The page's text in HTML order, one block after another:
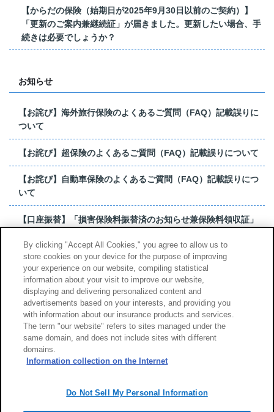
【からだの保険（始期日が2025年9月30日以前のご契約）】
「更新のご案内兼継続証」が届きました。更新したい場合、手
続きは必要でしょうか？
お知らせ
【お詫び】海外旅行保険のよくあるご質問（FAQ）記載誤りに
ついて
【お詫び】超保険のよくあるご質問（FAQ）記載誤りについて
【お詫び】自動車保険のよくあるご質問（FAQ）記載誤りにつ
いて
【口座振替】「損害保険料振替済のお知らせ兼保険料領収証」
【お詫び】超保険のよくあるご質問（FAQ）記載誤りについて
もっと見る
サイトのご利用について
勧誘方針
By clicking "Accept All Cookies," you agree to allow us to
store cookies on your device for the purpose of improving
your experience on our website, compiling statistical
information about your visit to improve our website,
displaying and delivering personalized content and
advertisements based on your interests, and providing you
with information about our insurance products and services.
The term "our website" refers to sites managed under the
same domain, and does not include sites with different
domains.
Information collection on the Internet
Do Not Sell My Personal Information